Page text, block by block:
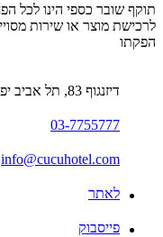
הפקתו
דיזנגוף 83, תל אביב יפו
03-7755777
info@cucuhotel.com
לאתר
פייסבוק